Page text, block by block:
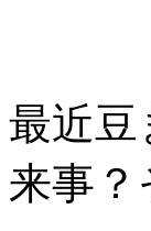
最近
来事